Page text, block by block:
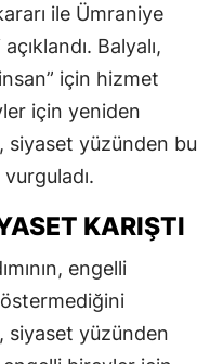
ile Ümraniye
Balyalı,
için hizmet
için yeniden
siyaset yüzünden bu
vurguladı.
KARIŞTI
engelli
siyaset yüzünden